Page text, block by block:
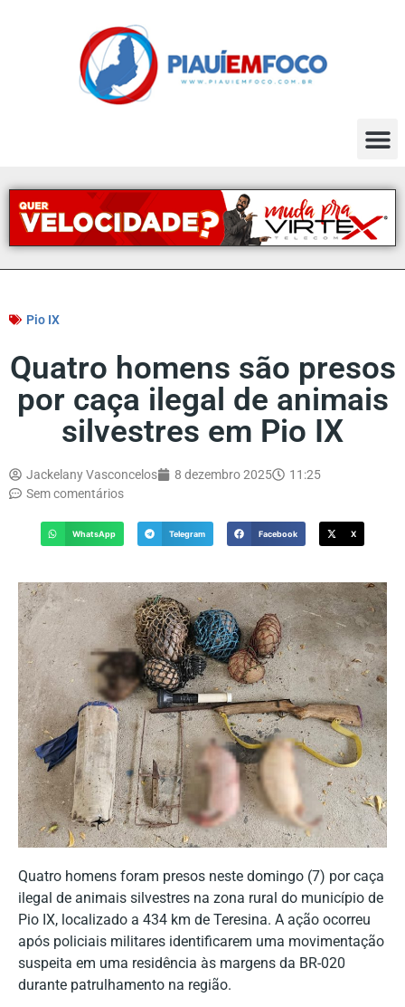
Pio IX
Quatro homens são presos
por caça ilegal de animais
silvestres em Pio IX
Jackelany Vasconcelos 8 dezembro 2025
11:25
Sem comentários
WhatsApp Telegram Facebook X
Quatro homens foram presos neste domingo (7) por caça
ilegal de animais silvestres na zona rural do município de
Pio IX, localizado a 434 km de Teresina. A ação ocorreu
após policiais militares identificarem uma movimentação
suspeita em uma residência às margens da BR-020
durante patrulhamento na região.